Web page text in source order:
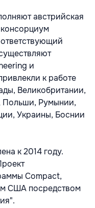
австрийская
и
к работе
Великобритании,
Польши, Румынии,
Украины, Боснии
к 2014 году.
Compact,
США посредством